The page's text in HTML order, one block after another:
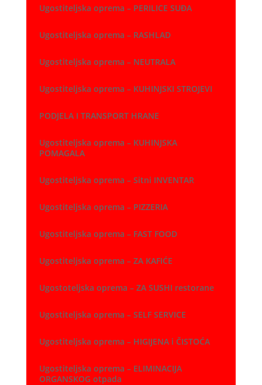
Ugostiteljska oprema – PERILICE SUĐA
Ugostiteljska oprema – RASHLAD
Ugostiteljska oprema – NEUTRALA
Ugostiteljska oprema – KUHINJSKI STROJEVI
PODJELA I TRANSPORT HRANE
Ugostiteljska oprema – KUHINJSKA
POMAGALA
Ugostiteljska oprema – Sitni INVENTAR
Ugostiteljska oprema – PIZZERIA
Ugostiteljska oprema – FAST FOOD
Ugostiteljska oprema – ZA KAFIĆE
Ugostoteljska oprema – ZA SUSHI restorane
Ugostiteljska oprema – SELF SERVICE
Ugostiteljska oprema – HIGIJENA i ČISTOĆA
Ugostiteljska oprema – ELIMINACIJA
ORGANSKOG otpada